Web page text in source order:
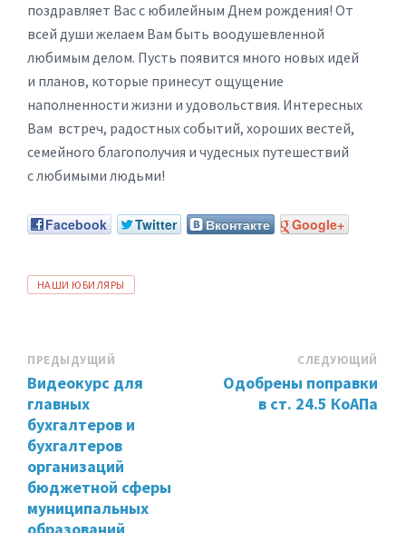
поздравляет Вас с юбилейным Днем рождения! От
всей души желаем Вам быть воодушевленной
любимым делом. Пусть появится много новых идей
и планов, которые принесут ощущение
наполненности жизни и удовольствия. Интересных
Вам встреч, радостных событий, хороших вестей,
семейного благополучия и чудесных путешествий
с любимыми людьми!
Facebook Twitter Вконтакте Google+
ТЕГИ:
НАШИ ЮБИЛЯРЫ
ПРЕДЫДУЩИЙ
Видеокурс для
главных
бухгалтеров и
бухгалтеров
организаций
бюджетной сферы
муниципальных
СЛЕДУЮЩИЙ
Одобрены поправки
в ст. 24.5 КоАПа